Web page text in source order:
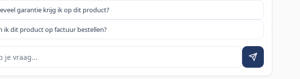
garantie krijg ik op dit product?
ik dit product op factuur bestellen?